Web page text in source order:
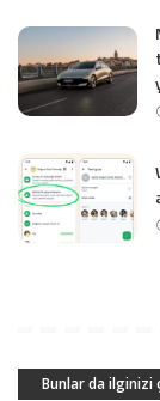
Bunlar da ilginizi